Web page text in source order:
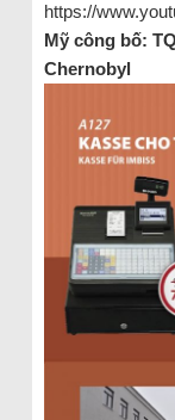
https://
Mỹ công bố:
Chernobyl